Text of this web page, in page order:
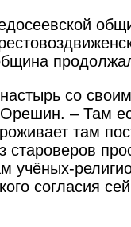
со
– Там
там
староверов
учёных-
согласия